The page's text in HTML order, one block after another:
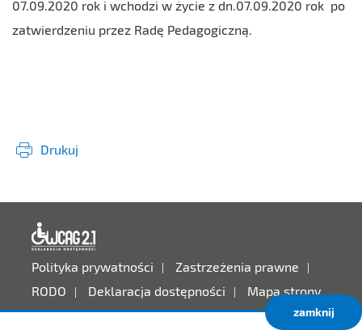
zamknij
07.09.2020 rok i wchodzi w życie z dn.07.09.2020 rok po
zatwierdzeniu przez Radę Pedagogiczną.
Drukuj
Polityka prywatności
Zastrzeżenia prawne
RODO
Deklaracja dostępności Mapa strony
Projekt: IntraCOM.pl